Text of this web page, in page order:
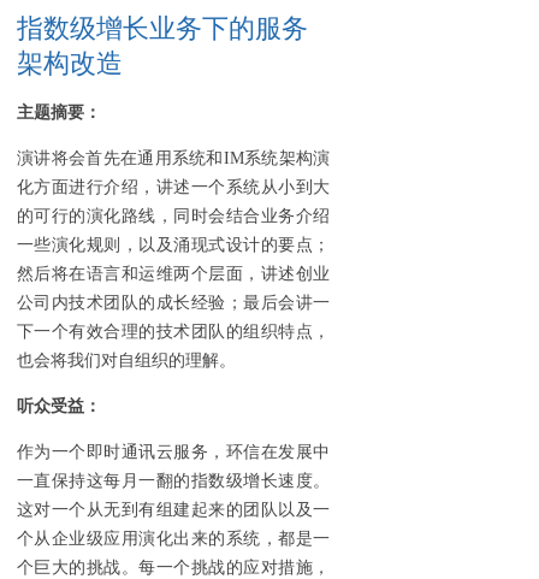
指数级增长业务下的服务
架构改造
主题摘要：
演讲将会首先在通用系统和IM系统架构演
化方面进行介绍，讲述一个系统从小到大
的可行的演化路线，同时会结合业务介绍
一些演化规则，以及涌现式设计的要点；
然后将在语言和运维两个层面，讲述创业
公司内技术团队的成长经验；最后会讲一
下一个有效合理的技术团队的组织特点，
也会将我们对自组织的理解。
听众受益：
作为一个即时通讯云服务，环信在发展中
一直保持这每月一翻的指数级增长速度。
这对一个从无到有组建起来的团队以及一
个从企业级应用演化出来的系统，都是一
个巨大的挑战。每一个挑战的应对措施，